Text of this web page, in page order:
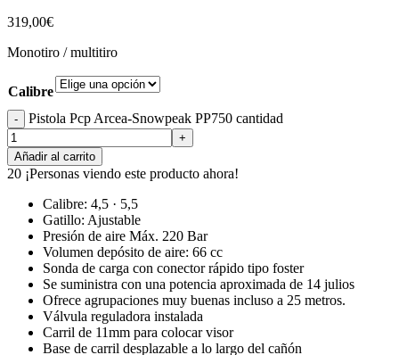
319,00€
Monotiro / multitiro
Calibre
Pistola Pcp Arcea-Snowpeak PP750 cantidad
Añadir al carrito
20 ¡Personas viendo este producto ahora!
Calibre: 4,5 · 5,5
Gatillo: Ajustable
Presión de aire Máx. 220 Bar
Volumen depósito de aire: 66 cc
Sonda de carga con conector rápido tipo foster
Se suministra con una potencia aproximada de 14 julios
Ofrece agrupaciones muy buenas incluso a 25 metros.
Válvula reguladora instalada
Carril de 11mm para colocar visor
Base de carril desplazable a lo largo del cañón